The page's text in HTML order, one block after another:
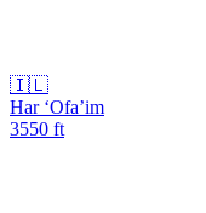
🇮🇱
Har ‘Ofa’im
3550 ft